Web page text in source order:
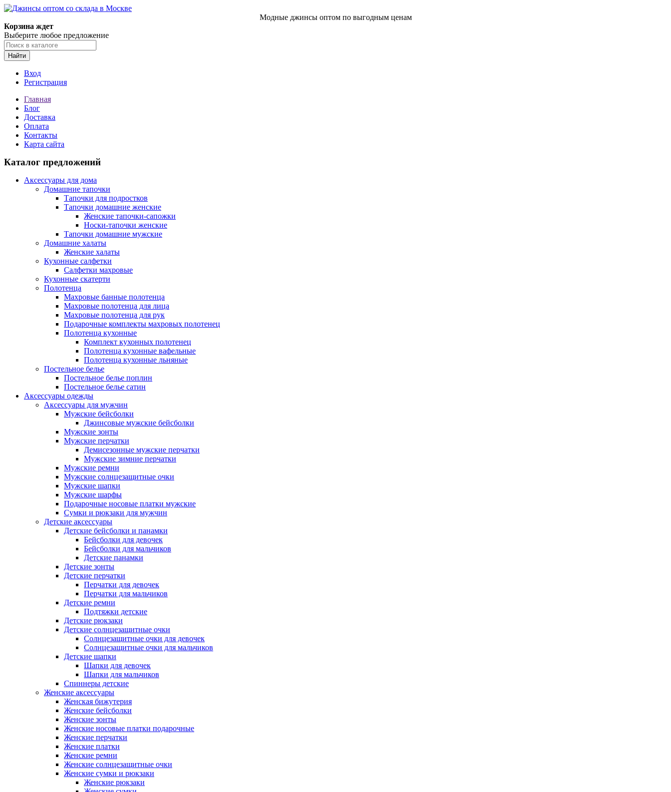
Модные джинсы оптом по выгодным ценам
Корзина ждет
Выберите любое предложение
Найти
Вход
Регистрация
Главная
Блог
Доставка
Оплата
Контакты
Карта сайта
Каталог предложений
Аксессуары для дома
Домашние тапочки
Тапочки для подростков
Тапочки домашние женские
Женские тапочки-сапожки
Носки-тапочки женские
Тапочки домашние мужские
Домашние халаты
Женские халаты
Кухонные салфетки
Салфетки махровые
Кухонные скатерти
Полотенца
Махровые банные полотенца
Махровые полотенца для лица
Махровые полотенца для рук
Подарочные комплекты махровых полотенец
Полотенца кухонные
Комплект кухонных полотенец
Полотенца кухонные вафельные
Полотенца кухонные льняные
Постельное белье
Постельное белье поплин
Постельное белье сатин
Аксессуары одежды
Аксессуары для мужчин
Мужские бейсболки
Джинсовые мужские бейсболки
Мужские зонты
Мужские перчатки
Демисезонные мужские перчатки
Мужские зимние перчатки
Мужские ремни
Мужские солнцезащитные очки
Мужские шапки
Мужские шарфы
Подарочные носовые платки мужские
Сумки и рюкзаки для мужчин
Детские аксессуары
Детские бейсболки и панамки
Бейсболки для девочек
Бейсболки для мальчиков
Детские панамки
Детские зонты
Детские перчатки
Перчатки для девочек
Перчатки для мальчиков
Детские ремни
Подтяжки детские
Детские рюкзаки
Детские солнцезащитные очки
Солнцезащитные очки для девочек
Солнцезащитные очки для мальчиков
Детские шапки
Шапки для девочек
Шапки для мальчиков
Спиннеры детские
Женские аксессуары
Женская бижутерия
Женские бейсболки
Женские зонты
Женские носовые платки подарочные
Женские перчатки
Женские платки
Женские ремни
Женские солнцезащитные очки
Женские сумки и рюкзаки
Женские рюкзаки